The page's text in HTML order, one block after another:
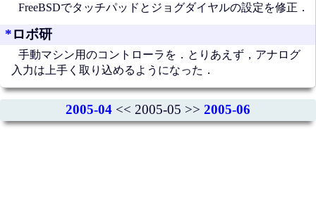
FreeBSDでタッチパッドとジョグダイヤルの設定を修正．
*ロボ研
手動マシン用のコントローラを．とりあえず，アナログ
入力は上手く取り込めるようになった．
2005-04 << 2005-05 >> 2005-06